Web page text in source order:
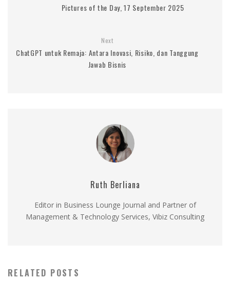
Pictures of the Day, 17 September 2025
Next
ChatGPT untuk Remaja: Antara Inovasi, Risiko, dan Tanggung
Jawab Bisnis
Ruth Berliana
Editor in Business Lounge Journal and Partner of
Management & Technology Services, Vibiz Consulting
RELATED POSTS